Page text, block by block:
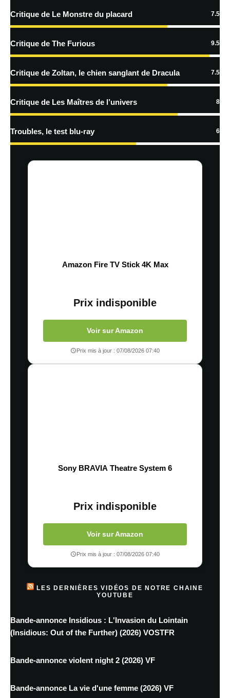
Prévenez-moi de tous les nouveaux commentaires par e-mail.
Prévenez-moi de tous les nouveaux articles par e-mail.
plus sur la façon dont les données de vos commentaires sont
Critique de Le Monstre du placard 7.5
Critique de The Furious 9.5
Critique de Zoltan, le chien sanglant de Dracula 7.5
Critique de Les Maîtres de l’univers 8
Troubles, le test blu-ray 6
Amazon Fire TV Stick 4K Max
Prix indisponible
Voir sur Amazon
Prix mis à jour : 07/08/2026 07:40
Sony BRAVIA Theatre System 6
Prix indisponible
Voir sur Amazon
Prix mis à jour : 07/08/2026 07:40
LES DERNIÈRES VIDÉOS DE NOTRE CHAINE
YOUTUBE
Bande-annonce Insidious : L'Invasion du Lointain
(Insidious: Out of the Further) (2026) VOSTFR
Bande-annonce violent night 2 (2026) VF
Bande-annonce La vie d'une femme (2026) VF